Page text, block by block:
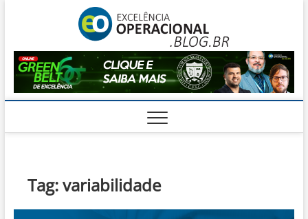
ENGENHARIA
Tag:variabilidade